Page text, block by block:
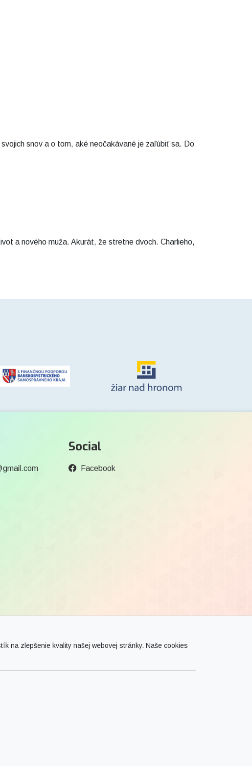
snov a o tom, aké neočakávané je zaľúbiť sa. Do
a nového muža. Akurát, že stretne dvoch. Charlieho,
na zlepšenie kvality našej webovej stránky. Naše cookies
Social
Facebook